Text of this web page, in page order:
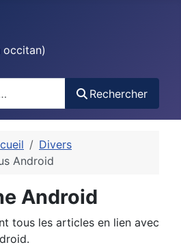
occitan)
Rechercher
Divers
Android
Android
tous les articles en lien avec